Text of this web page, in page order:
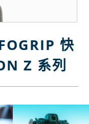
NIKON Z 系列
快
Z 系列